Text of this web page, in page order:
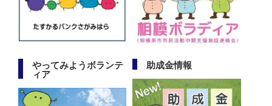
やってみようボランテ
ィア
助成金情報